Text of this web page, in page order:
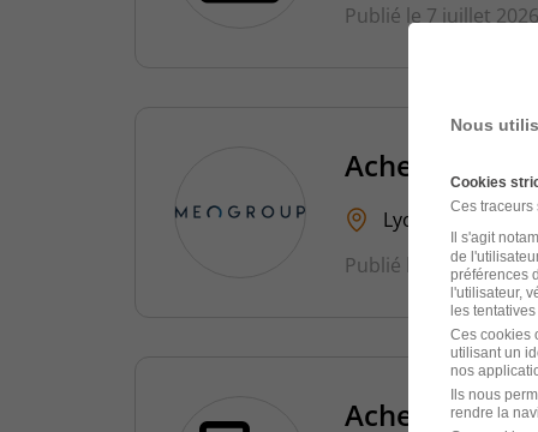
Publié le 7 juillet 2026
Acheteur
Lyon - 69 CDI
Publié le 5 juillet 2026
Acheteur H/F
Nous
Cookies
Ces traceurs
Il s'agit
de
préférences
l'utilisateur,
les
Ces cookies
utilisant un
nos
Ils nous
rendre la